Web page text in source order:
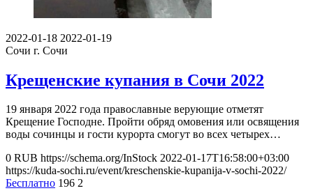
2022-01-18 2022-01-19
Сочи г. Сочи
Крещенские купания в Сочи 2022
19 января 2022 года православные верующие отметят
Крещение Господне. Пройти обряд омовения или освящения
воды сочинцы и гости курорта смогут во всех четырех…
0 RUB https://schema.org/InStock 2022-01-17T16:58:00+03:00
https://kuda-sochi.ru/event/kreschenskie-kupanija-v-sochi-2022/
Бесплатно 196 2